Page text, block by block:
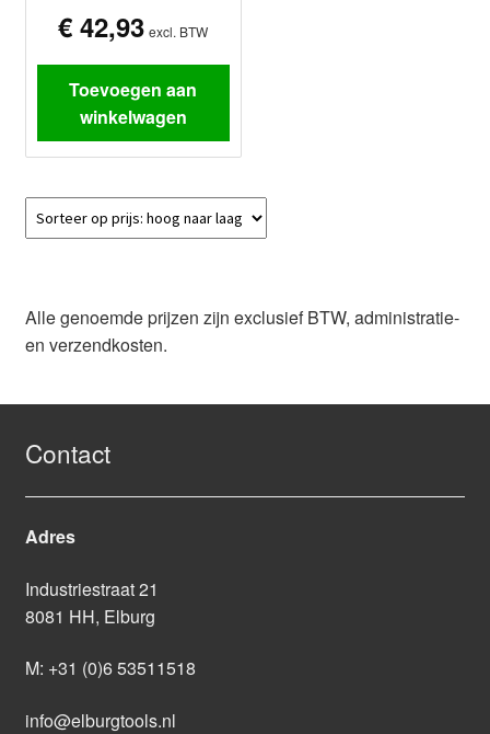
€ 42,93 excl. BTW
Toevoegen aan
winkelwagen
Alle genoemde prijzen zijn exclusief BTW, administratie-
en verzendkosten.
Contact
Adres
Industriestraat 21
8081 HH, Elburg
M: +31 (0)6 53511518
info@elburgtools.nl